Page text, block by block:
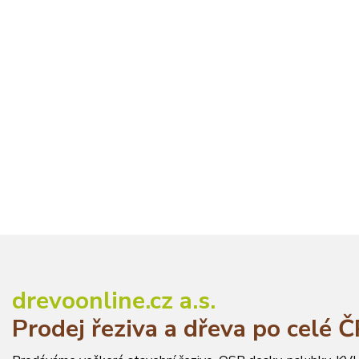
drevoonline.cz a.s.
Prodej řeziva a dřeva po celé